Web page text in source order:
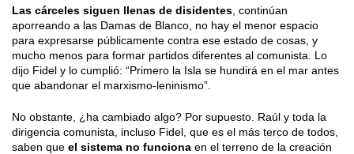
Las cárceles siguen llenas de disidentes , continúan
aporreando a las Damas de Blanco, no hay el menor espacio
para expresarse públicamente contra ese estado de cosas, y
mucho menos para formar partidos diferentes al comunista. Lo
dijo Fidel y lo cumplió: “Primero la Isla se hundirá en el mar antes
que abandonar el marxismo-leninismo”.
No obstante, ¿ha cambiado algo? Por supuesto. Raúl y toda la
dirigencia comunista, incluso Fidel, que es el más terco de todos,
saben que el sistema no funciona en el terreno de la creación